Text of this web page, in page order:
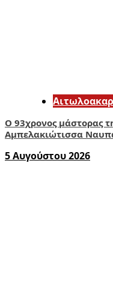
Ο 93χρονος μάστορας
Αμπελακιώτισσα
5 Αυγούστου 2026